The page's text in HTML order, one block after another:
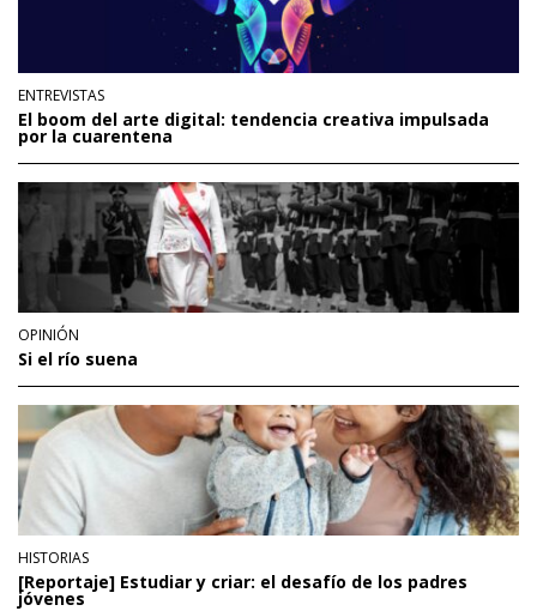
ENTREVISTAS
El boom del arte digital: tendencia creativa impulsada
por la cuarentena
OPINIÓN
Si el río suena
HISTORIAS
[Reportaje] Estudiar y criar: el desafío de los padres
jóvenes